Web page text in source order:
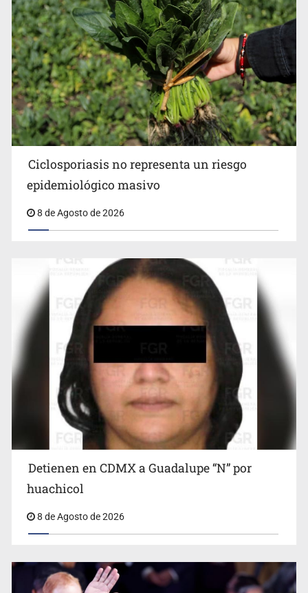
Procesan a el “R1”, presunto líder criminal en Jalisco y
Michoacán
Cae en Zapopan prófugo estadounidense buscado por
Interpol
Ciclosporiasis no representa un riesgo epidemiológico
masivo
Ciclosporiasis no representa un riesgo
epidemiológico masivo
8 de Agosto de 2026
Detienen en CDMX a Guadalupe “N” por
huachicol
8 de Agosto de 2026